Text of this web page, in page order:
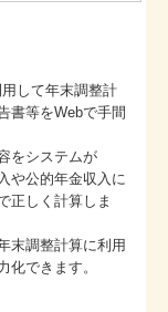
して年末調整計
書等をWebで手間
をシステムが
や公的年金収入に
正しく計算しま
末調整計算に利用
化できます。